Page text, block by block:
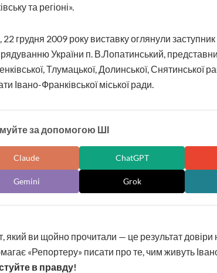
та регіоні».
22 грудня 2009 року виставку оглянули
України п. В.Лопатинський,
Тлумацької, Долинської, Снятинської
Івано-Франківської міської ради.
за допомогою ШІ
Claude ChatGPT
Gemini Grok
який ви щойно прочитали — це результат
«Репортеру» писати про те, чим живуть
в правду!